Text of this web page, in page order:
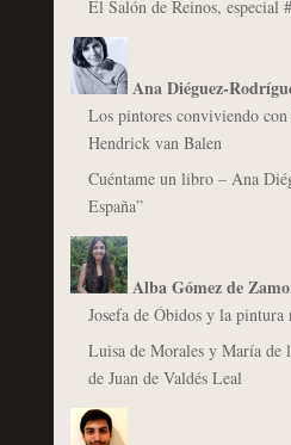
El Salón de Reinos, especial
Ana Diéguez-
Los pintores conviviendo
Hendrick van Balen
Cuéntame un libro – Ana
España”
Alba Gómez de
Josefa de Óbidos y la pintura
Luisa de Morales y María de
de Juan de Valdés Leal